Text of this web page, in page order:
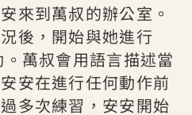
來到萬叔的辦公室。
後，開始與她進行
。萬叔會用語言描述當
安在進行任何動作前
多次練習，安安開始